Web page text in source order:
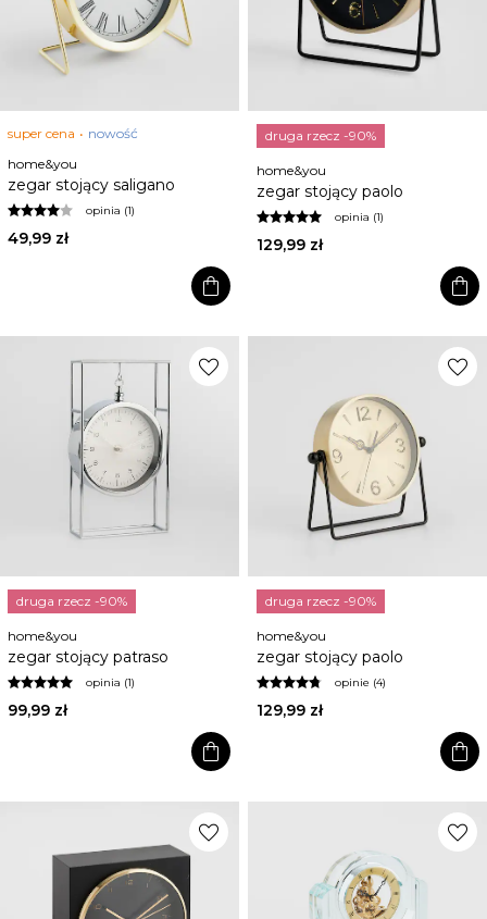
super cena
nowość
home&you
zegar stojący saligano
opinia (1)
49,99 zł
shopping_bag
druga rzecz -90%
home&you
zegar stojący paolo
opinia (1)
129,99 zł
shopping_bag
favorite
druga rzecz -90%
home&you
zegar stojący patraso
opinia (1)
99,99 zł
shopping_bag
favorite
druga rzecz -90%
home&you
zegar stojący paolo
opinie (4)
129,99 zł
shopping_bag
favorite favorite